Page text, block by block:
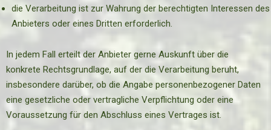
die Verarbeitung ist zur Wahrung der berechtigten Interessen des
Anbieters oder eines Dritten erforderlich.
In jedem Fall erteilt der Anbieter gerne Auskunft über die
konkrete Rechtsgrundlage, auf der die Verarbeitung beruht,
insbesondere darüber, ob die Angabe personenbezogener Daten
eine gesetzliche oder vertragliche Verpflichtung oder eine
Voraussetzung für den Abschluss eines Vertrages ist.